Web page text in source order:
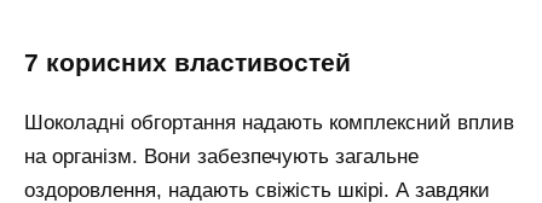
7 корисних властивостей
Шоколадні обгортання надають комплексний вплив
на організм. Вони забезпечують загальне
оздоровлення, надають свіжість шкірі. А завдяки